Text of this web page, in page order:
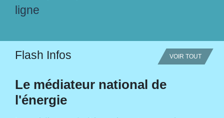
ligne
Flash Infos VOIR TOUT
Le médiateur national de
l'énergie